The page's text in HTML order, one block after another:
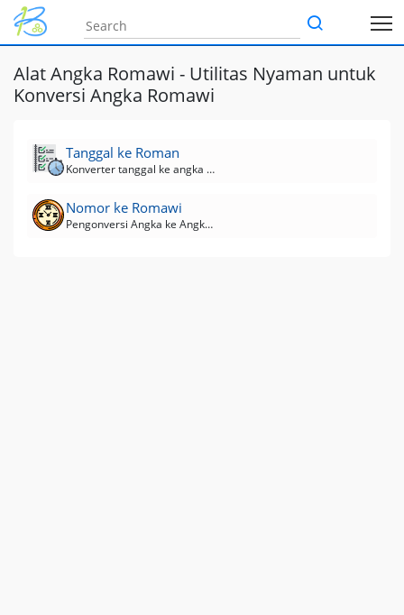
Alat Angka Romawi - Utilitas Nyaman untuk
Konversi Angka Romawi
Tanggal ke Roman
Konverter tanggal ke angka Romawi
Nomor ke Romawi
Pengonversi Angka ke Angka Romawi